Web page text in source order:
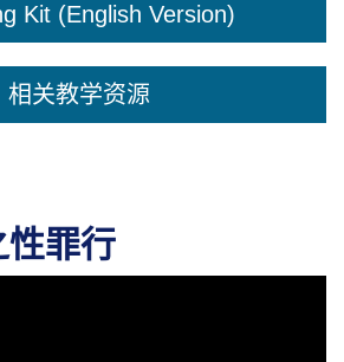
Kit (English Version)
相关教学资源
性罪行